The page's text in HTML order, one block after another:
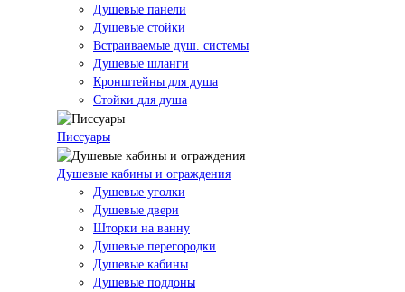
Душевые панели
Душевые стойки
Встраиваемые душ. системы
Душевые шланги
Кронштейны для душа
Стойки для душа
Писсуары
Душевые кабины и ограждения
Душевые уголки
Душевые двери
Шторки на ванну
Душевые перегородки
Душевые кабины
Душевые поддоны